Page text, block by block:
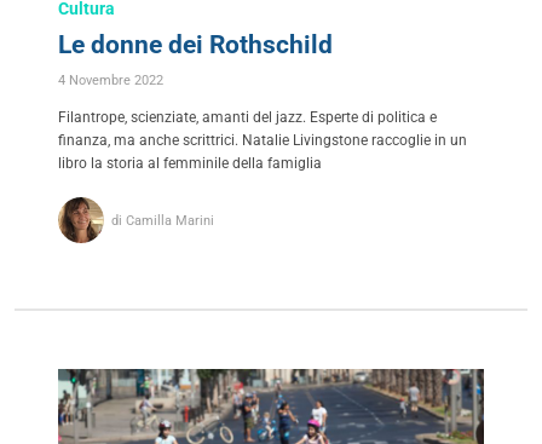
Cultura
Le donne dei Rothschild
4 Novembre 2022
Filantrope, scienziate, amanti del jazz. Esperte di politica e
finanza, ma anche scrittrici. Natalie Livingstone raccoglie in un
libro la storia al femminile della famiglia
di Camilla Marini